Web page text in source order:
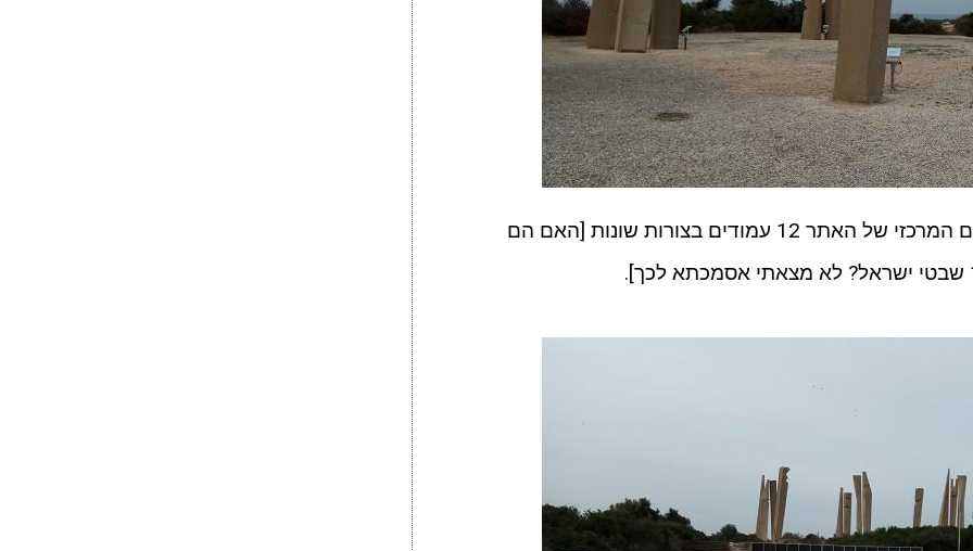
ולאחר מכן נעלה במדרגות אל המתחם המרכזי של האתר 12 עמודים בצורות שונות [האם הם